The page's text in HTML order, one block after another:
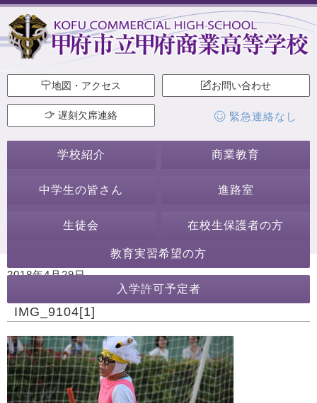
地図・アクセス お問い合わせ
遅刻欠席連絡 緊急連絡なし
学校紹介 商業教育
中学生の皆さん 進路室
生徒会 在校生保護者の方
教育実習希望の方
入学許可予定者
2018年4月29日
IMG_9104[1]